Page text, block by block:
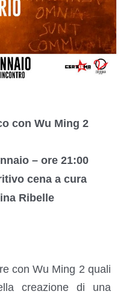
con Wu Ming 2
– ore 21:00
cena a cura
Ribelle
con Wu Ming 2 quali
creazione di una